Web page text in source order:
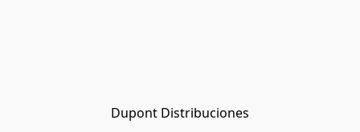
Dupont Distribuciones